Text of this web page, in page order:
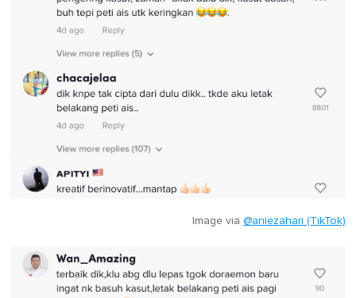
Image via @aniezahari (TikTok)